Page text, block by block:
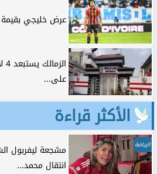
عرض خليجي بقيمة 5 ملايين يورو.. هل يرحل...
على...
الأكثر قراءة
الرياضة
مشجعة ليفربول
انتقال محمد...